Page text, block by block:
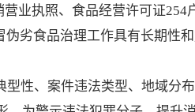
业执照、食品经营许可证254
劣食品治理工作具有长期性
性、案件违法类型、地域分